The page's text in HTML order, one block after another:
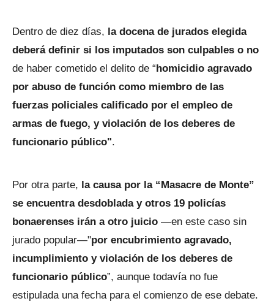
Dentro de diez días, la docena de jurados elegida
deberá definir si los imputados son culpables o no
de haber cometido el delito de “homicidio agravado
por abuso de función como miembro de las
fuerzas policiales calificado por el empleo de
armas de fuego, y violación de los deberes de
funcionario público".
Por otra parte, la causa por la “Masacre de Monte”
se encuentra desdoblada y otros 19 policías
bonaerenses irán a otro juicio —en este caso sin
jurado popular—"por encubrimiento agravado,
incumplimiento y violación de los deberes de
funcionario público”, aunque todavía no fue
estipulada una fecha para el comienzo de ese debate.